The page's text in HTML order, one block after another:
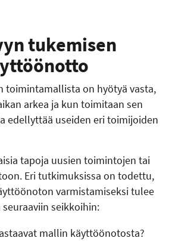
tukemisen
toimintamallista on hyötyä vasta,
arkea ja kun toimitaan sen
edellyttää useiden eri toimijoiden
tapoja uusien toimintojen tai
Eri tutkimuksissa on todettu,
varmistamiseksi tulee
seikkoihin:
mallin käyttöönotosta?